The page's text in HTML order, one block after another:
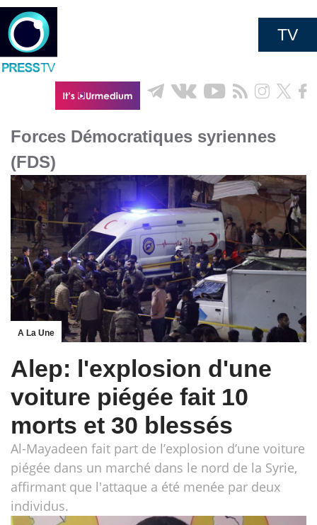
TV
Forces Démocratiques syriennes
(FDS)
A La Une
Alep: l'explosion d'une
voiture piégée fait 10
morts et 30 blessés
Al-Mayadeen fait part de l’explosion d’une voiture
piégée dans un marché dans le nord de la Syrie,
affirmant que l'attaque a été menée par deux
individus.